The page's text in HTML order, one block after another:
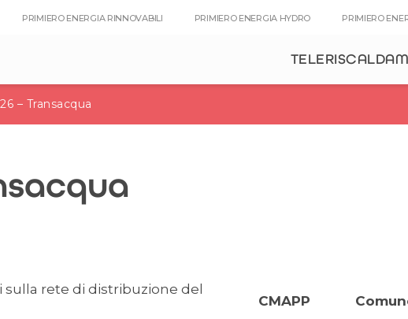
PRIMIERO ENERGIA RINNOVABILI PRIMIERO ENERGIA HYDRO PRIMIERO
– Transacqua
rete di distribuzione del
CMAPP